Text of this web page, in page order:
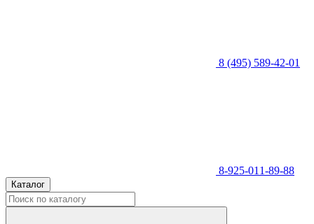
8 (495) 589-42-01
8-925-011-89-88
Каталог